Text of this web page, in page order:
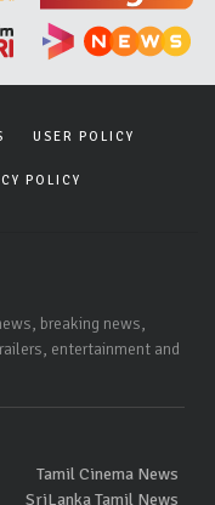
USER POLICY
POLICY
breaking news,
entertainment and
Tamil Cinema News
SriLanka Tamil News